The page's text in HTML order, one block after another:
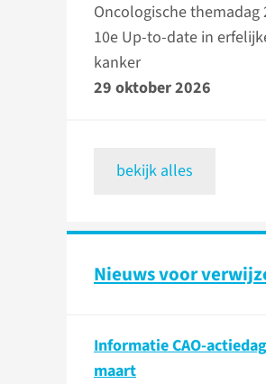
Oncologische themadag
10e Up-to-date in
kanker
29 oktober 2026
bekijk alles
Nieuws voor
Informatie CAO-
maart